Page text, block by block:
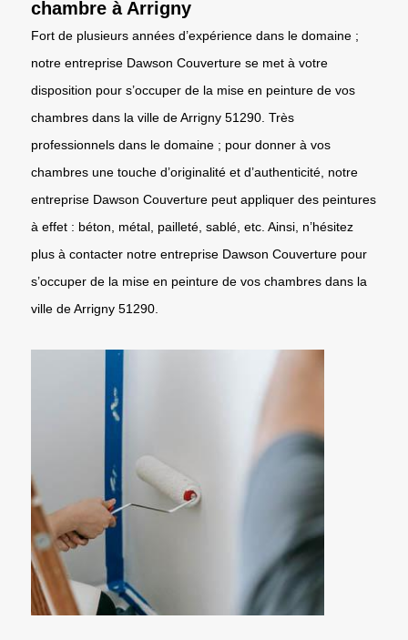
chambre à Arrigny
Fort de plusieurs années d’expérience dans le domaine ;
notre entreprise Dawson Couverture se met à votre
disposition pour s’occuper de la mise en peinture de vos
chambres dans la ville de Arrigny 51290. Très
professionnels dans le domaine ; pour donner à vos
chambres une touche d’originalité et d’authenticité, notre
entreprise Dawson Couverture peut appliquer des peintures
à effet : béton, métal, pailleté, sablé, etc. Ainsi, n’hésitez
plus à contacter notre entreprise Dawson Couverture pour
s’occuper de la mise en peinture de vos chambres dans la
ville de Arrigny 51290.